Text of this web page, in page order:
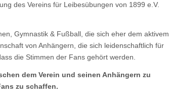
des Vereins für Leibesübungen von 1899 e.V.
Gymnastik & Fußball, die sich eher dem aktivem
von Anhängern, die sich leidenschaftlich für
die Stimmen der Fans gehört werden.
dem Verein und seinen Anhängern zu
zu schaffen.